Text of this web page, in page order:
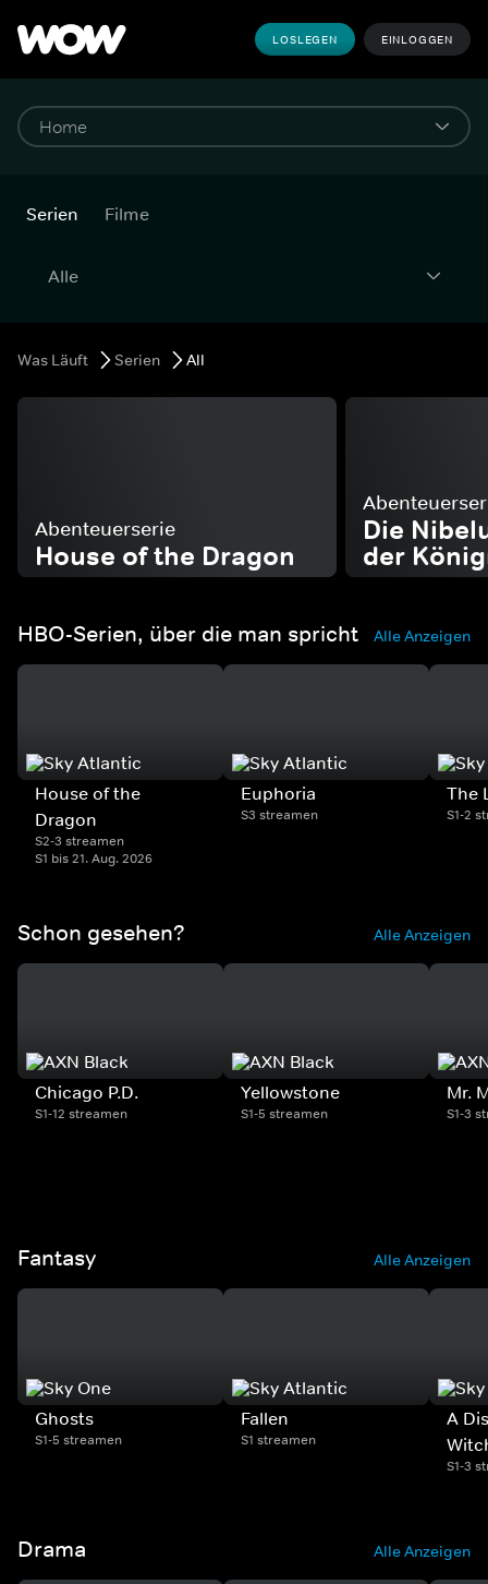
LOSLEGEN EINLOGGEN
Serien Filme
mehr
Was Läuft Serien All
Abenteuerserie
House of the Dragon
Die
der
HBO-Serien, über die man spricht Alle Anzeigen
House of the
Dragon
S2-3 streamen
S1 bis 21. Aug. 2026
Euphoria
S3 streamen
The
S1-2
Schon gesehen? Alle Anzeigen
Chicago P.D.
S1-12 streamen
Yellowstone
S1-5 streamen
Mr.
S1-3
Fantasy Alle Anzeigen
Ghosts
S1-5 streamen
Fallen
S1 streamen
A
S1-3
Drama Alle Anzeigen